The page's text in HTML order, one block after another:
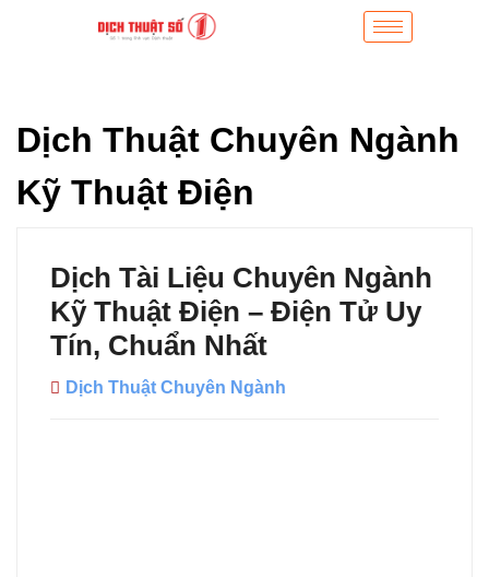
Dịch Thuật Chuyên Ngành
Kỹ Thuật Điện
Dịch Tài Liệu Chuyên Ngành
Kỹ Thuật Điện – Điện Tử Uy
Tín, Chuẩn Nhất
Dịch Thuật Chuyên Ngành